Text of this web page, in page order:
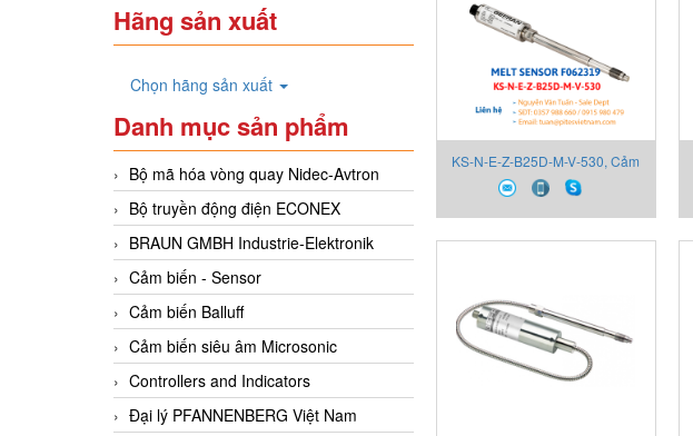
Hãng sản xuất
Chọn hãng sản xuất
Danh mục sản phẩm
Bộ mã hóa vòng quay Nidec-Avtron
Bộ truyền động điện ECONEX
BRAUN GMBH Industrie-Elektronik
Cảm biến - Sensor
Cảm biến Balluff
Cảm biến siêu âm Microsonic
Controllers and Indicators
Đại lý PFANNENBERG Việt Nam
KS-N-E-Z-B25D-M-V-530, Cảm
biến áp suất nóng chảy Gefran
KS-N-E-Z-B25D-M-V-530,